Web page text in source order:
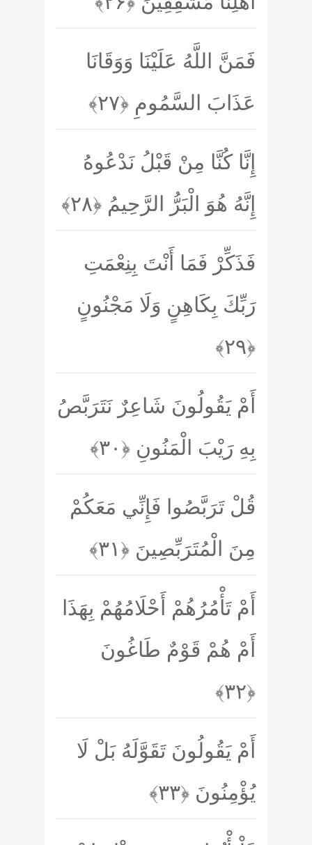
فَمَنَّ اللَّهُ عَلَيْنَا وَوَقَانَا
عَذَابَ السَّمُومِ ﴿۲۷﴾
إِنَّا كُنَّا مِنْ قَبْلُ نَدْعُوهُ
إِنَّهُ هُوَ الْبَرُّ الرَّحِيمُ ﴿۲۸﴾
فَذَكِّرْ فَمَا أَنْتَ بِنِعْمَتِ
رَبِّكَ بِكَاهِنٍ وَلَا مَجْنُونٍ
﴿۲۹﴾
أَمْ يَقُولُونَ شَاعِرٌ نَتَرَبَّصُ
بِهِ رَيْبَ الْمَنُونِ ﴿۳۰﴾
قُلْ تَرَبَّصُوا فَإِنِّي مَعَكُمْ
مِنَ الْمُتَرَبِّصِينَ ﴿۳۱﴾
أَمْ تَأْمُرُهُمْ أَحْلَامُهُمْ بِهَذَا
أَمْ هُمْ قَوْمٌ طَاغُونَ
﴿۳۲﴾
أَمْ يَقُولُونَ تَقَوَّلَهُ بَلْ لَا
يُؤْمِنُونَ ﴿۳۳﴾